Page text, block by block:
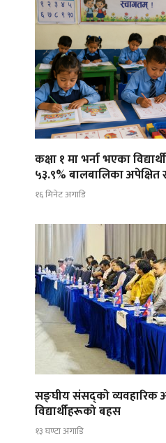
कक्षा १ मा भर्ना भएका
५३.९% बालबालिका अपेक्षित
१६ मिनेट अगाडि
सङ्घीय संसद्को व्यवहारिक
विद्यार्थीहरूको बहस
१३ घण्टा अगाडि